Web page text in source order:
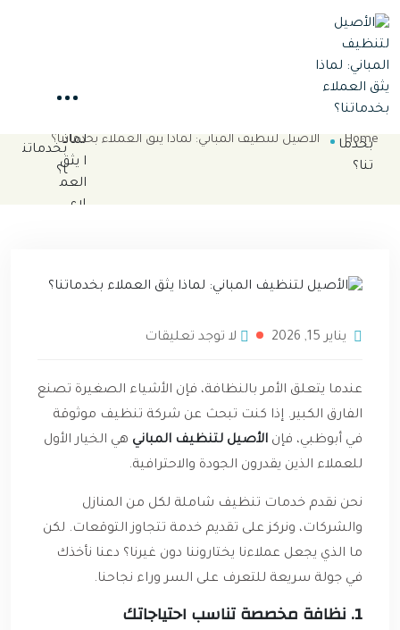
الأصيل لتنظيف المباني: لماذا يثق
Home الأصيل لتنظيف المباني: لماذا يثق العملاء بخدماتنا؟
يناير 15, 2026 لا توجد تعليقات
عندما يتعلق الأمر بالنظافة، فإن الأشياء الصغيرة تصنع
الفارق الكبير. إذا كنت تبحث عن شركة تنظيف موثوقة
في أبوظبي، فإن الأصيل لتنظيف المباني هي الخيار الأول
للعملاء الذين يقدرون الجودة والاحترافية.
نحن نقدم خدمات تنظيف شاملة لكل من المنازل
والشركات، ونركز على تقديم خدمة تتجاوز التوقعات. لكن
ما الذي يجعل عملاءنا يختاروننا دون غيرنا؟ دعنا نأخذك
في جولة سريعة للتعرف على السر وراء نجاحنا.
1. نظافة مخصصة تناسب احتياجاتك